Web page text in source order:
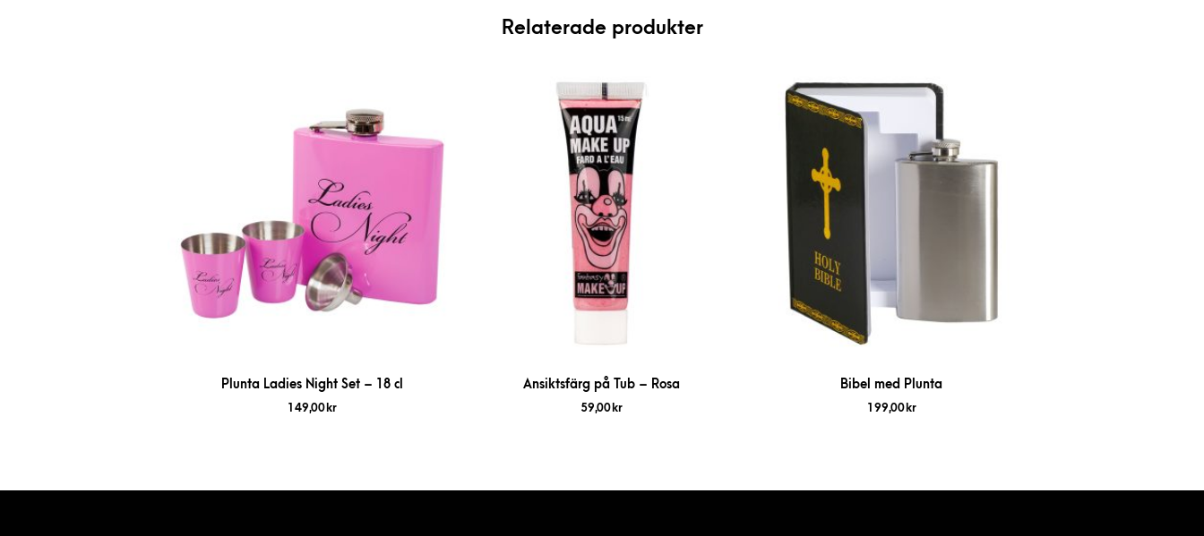
Relaterade produkter
Plunta Ladies Night Set – 18 cl
149,00 kr
Ansiktsfärg på Tub – Rosa
59,00 kr
Bibel med Plunta
199,00 kr